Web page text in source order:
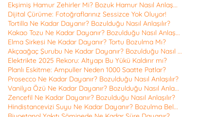
Ekşimiş Hamur Zehirler Mi? Bozuk Hamur Nasıl Anlaş...
Dijital Çürüme: Fotoğraflarınız Sessizce Yok Oluyor!
Tortilla Ne Kadar Dayanır? Bozulduğu Nasıl Anlaşılır?
Kakao Tozu Ne Kadar Dayanır? Bozulduğu Nasıl Anlaş...
Elma Sirkesi Ne Kadar Dayanır? Tortu Bozulma Mı?
Akçaağaç Şurubu Ne Kadar Dayanır? Bozulduğu Nasıl ...
Elektrikte 2025 Rekoru: Altyapı Bu Yükü Kaldırır mı?
Planlı Eskitme: Ampuller Neden 1000 Saatte Patlar?
Prosecco Ne Kadar Dayanır? Bozulduğu Nasıl Anlaşılır?
Vanilya Özü Ne Kadar Dayanır? Bozulduğu Nasıl Anla...
Zencefil Ne Kadar Dayanır? Bozulduğu Nasıl Anlaşılır?
Hindistancevizi Suyu Ne Kadar Dayanır? Bozulma Bel...